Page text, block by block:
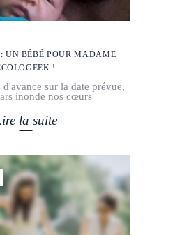
UN BÉBÉ POUR MADAME
!
d'avance sur la date prévue,
inonde nos cœurs
la suite